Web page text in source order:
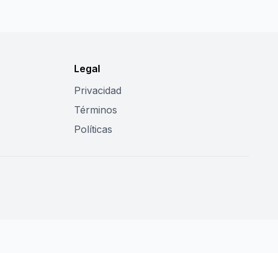
Legal
Privacidad
Términos
Políticas